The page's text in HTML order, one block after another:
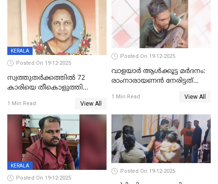
KERALA
Posted On 19-12-2025
സ്വത്തുതര്‍ക്കത്തില്‍ 72
കാരിയെ തീകൊളുത്തി
ക്രൂരകൊലപാതകത്തില്‍
സഹോദരിപുത്രന് ജീവപര്യന്തം
1 Min Read View All
Posted On 19-12-2025
വാളയാർ ആൾക്കൂട്ട മർദനം:
രാംനാരായണൻ നേരിട്ടത്
നാൽപ്പതിലേറെ
റിപ്പോർട്ട്
1 Min Read View All
KERALA
Posted On 19-12-2025
Posted On 19-12-2025